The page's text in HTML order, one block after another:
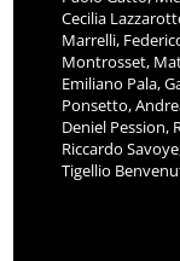
Cecilia
Marrelli,
Montrosset,
Emiliano Pala,
Ponsetto,
Deniel Pession,
Riccardo
Tigellio